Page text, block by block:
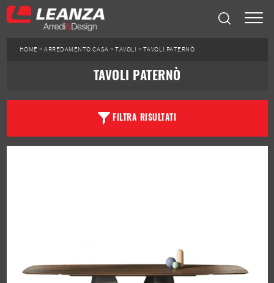
HOME >ARREDAMENTO CASA >TAVOLI > TAVOLI PATERNÒ
TAVOLI PATERNÒ
FILTRA RISULTATI